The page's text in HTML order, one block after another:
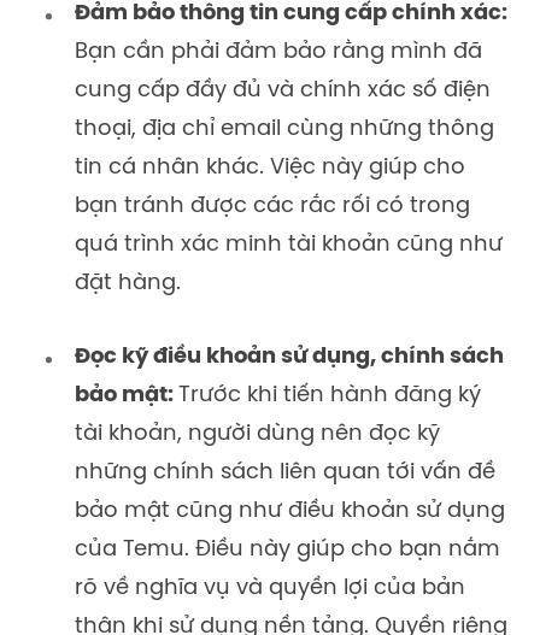
Đảm bảo thông tin cung cấp chính xác:
Bạn cần phải đảm bảo rằng mình đã
cung cấp đầy đủ và chính xác số điện
thoại, địa chỉ email cùng những thông
tin cá nhân khác. Việc này giúp cho
bạn tránh được các rắc rối có trong
quá trình xác minh tài khoản cũng như
đặt hàng.
Đọc kỹ điều khoản sử dụng, chính sách
bảo mật: Trước khi tiến hành đăng ký
tài khoản, người dùng nên đọc kỹ
những chính sách liên quan tới vấn đề
bảo mật cũng như điều khoản sử dụng
của Temu. Điều này giúp cho bạn nắm
rõ về nghĩa vụ và quyền lợi của bản
thân khi sử dụng nền tảng. Quyền riêng